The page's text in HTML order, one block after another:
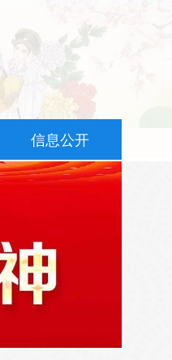
信息公开